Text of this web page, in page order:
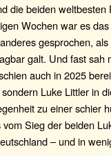
die beiden
Wochen war es
gesprochen,
galt. Und fast
auch in 2025
Luke Littler in
zu einer schier
vom Sieg der beiden
– und in